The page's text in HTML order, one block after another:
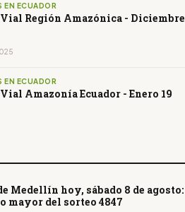
EN ECUADOR
Región Amazónica - Diciembre
EN ECUADOR
Amazonía Ecuador - Enero 19
Medellín hoy, sábado 8 de agosto:
mayor del sorteo 4847